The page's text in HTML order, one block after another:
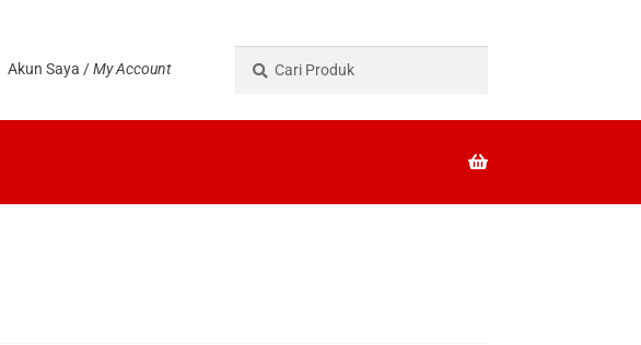
Akun Saya /My Account
untuk: